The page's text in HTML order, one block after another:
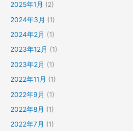
2025年1月 (2)
2024年3月 (1)
2024年2月 (1)
2023年12月 (1)
2023年2月 (1)
2022年11月 (1)
2022年9月 (1)
2022年8月 (1)
2022年7月 (1)